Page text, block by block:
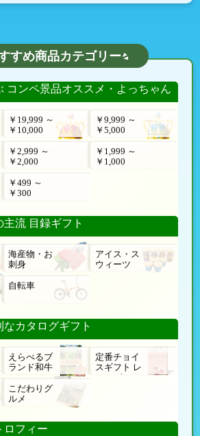
すめ商品カテゴリー
コンペ景品オススメ・よっちゃん
￥19,999 ～
￥10,000
￥9,999 ～
￥5,000
￥2,999 ～
￥2,000
￥1,999 ～
￥1,000
￥499 ～
￥300
主流 目録ギフト
海産物・お
刺身
アイス・ス
ウィーツ
自転車
なカタログギフト
えらべるブ
ランド和牛
定番チョイ
スギフト レ
ローゼ
こだわりグ
ルメ
ロフィー